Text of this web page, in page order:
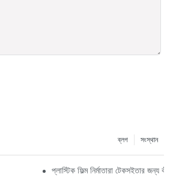
সংস্থান
ব্লগ
প্যাকেজিংয়ের মেরুদণ্ডপ্লাস্টিক ফিল্ম নির্মাতারা টেকসইতার জন্য